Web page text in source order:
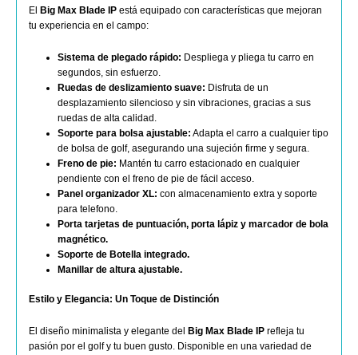
El Big Max Blade IP está equipado con características que mejoran
tu experiencia en el campo:
Sistema de plegado rápido: Despliega y pliega tu carro en
segundos, sin esfuerzo.
Ruedas de deslizamiento suave: Disfruta de un
desplazamiento silencioso y sin vibraciones, gracias a sus
ruedas de alta calidad.
Soporte para bolsa ajustable: Adapta el carro a cualquier tipo
de bolsa de golf, asegurando una sujeción firme y segura.
Freno de pie: Mantén tu carro estacionado en cualquier
pendiente con el freno de pie de fácil acceso.
Panel organizador XL: con almacenamiento extra y soporte
para telefono.
Porta tarjetas de puntuación, porta lápiz y marcador de bola
magnético.
Soporte de Botella integrado.
Manillar de altura ajustable.
Estilo y Elegancia: Un Toque de Distinción
El diseño minimalista y elegante del Big Max Blade IP refleja tu
pasión por el golf y tu buen gusto. Disponible en una variedad de